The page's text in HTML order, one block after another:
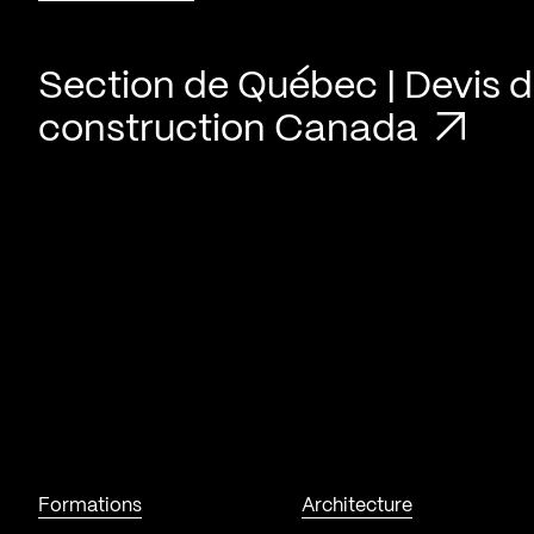
Section de Québec | Devis
construction Canada
Formations Architecture